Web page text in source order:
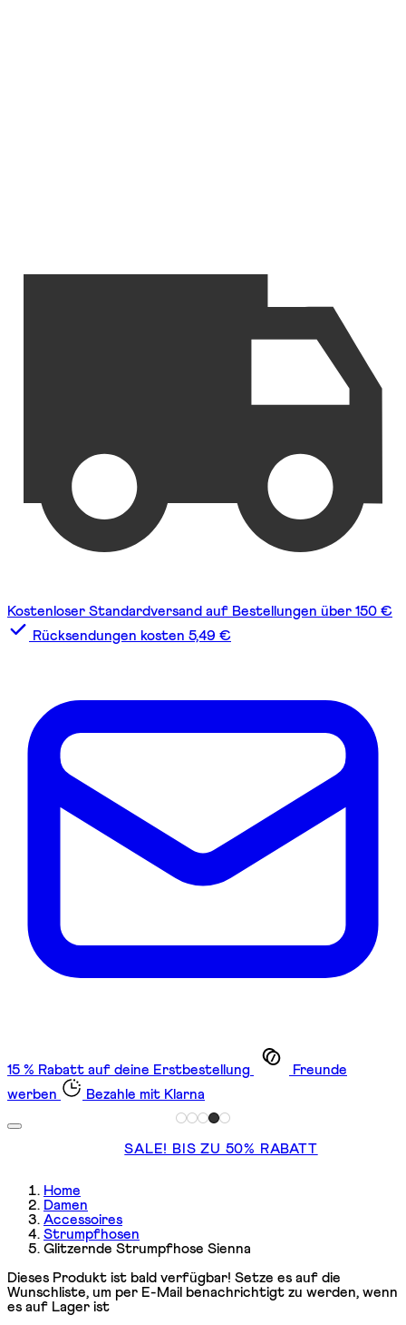
Kostenloser Standardversand auf Bestellungen über 150 €
Rücksendungen kosten 5,49 €
15 % Rabatt auf deine Erstbestellung
Freunde
werben
Bezahle mit Klarna
SALE! BIS ZU 50% RABATT
Home
Damen
Accessoires
Strumpfhosen
Glitzernde Strumpfhose Sienna
Dieses Produkt ist bald verfügbar! Setze es auf die
Wunschliste, um per E-Mail benachrichtigt zu werden, wenn
es auf Lager ist